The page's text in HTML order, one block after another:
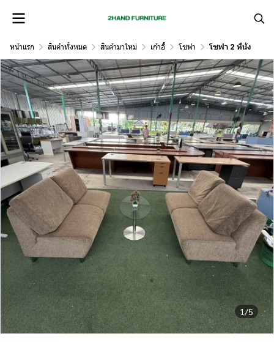
หน้าแรก สินค้าทั้งหมด สินค้ามาใหม่ เก้าอี้ โซฟา โซฟา 2 ที่นั่ง
1/5